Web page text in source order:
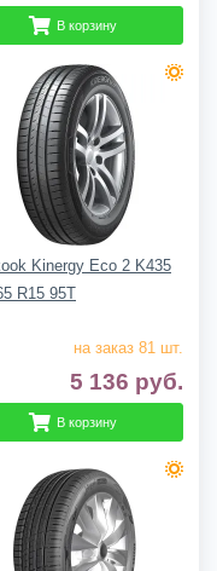
В корзину
Kinergy Eco 2 K435
R15 95T
на заказ 81 шт.
5 136 руб.
В корзину